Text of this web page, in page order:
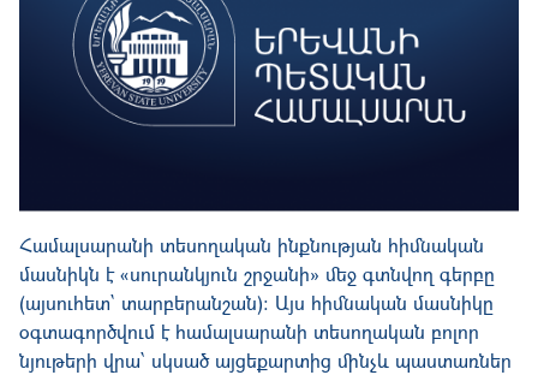
Համալսարանի տեսողական ինքնության հիմնական
մասնիկն է «սուրանկյուն շրջանի» մեջ գտնվող գերբը
(այսուհետ` տարբերանշան): Այս հիմնական մասնիկը
օգտագործվում է համալսարանի տեսողական բոլոր
նյութերի վրա՝ սկսած այցեքարտից մինչև պաստառներ